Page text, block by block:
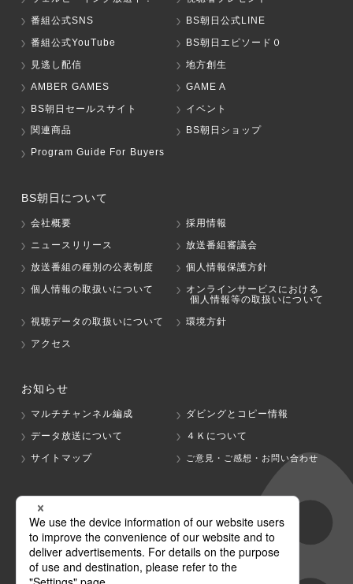
番組公式SNS
BS朝日公式LINE
番組公式YouTube
BS朝日エピソード０
見逃し配信
地方創生
AMBER GAMES
GAME A
BS朝日セールスサイト
イベント
関連商品
BS朝日ショップ
Program Guide For Buyers
BS朝日について
会社概要
採用情報
ニュースリリース
放送番組審議会
放送番組の種別の公表制度
個人情報保護方針
個人情報の取扱いについて
オンラインサービスにおける
個人情報等の取扱いについて
視聴データの取扱いについて
環境方針
アクセス
お知らせ
マルチチャンネル編成
ダビングとコピー情報
データ放送について
４Ｋについて
サイトマップ
ご意見・ご感想・お問い合わせ
グループ会社
テレビ朝日 テレ朝チャンネル